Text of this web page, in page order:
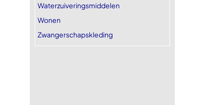
Waterzuiveringsmiddelen
Wonen
Zwangerschapskleding